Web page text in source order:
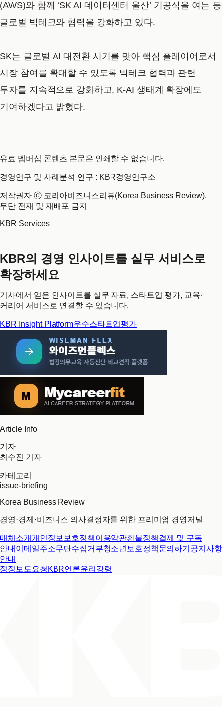
(AWS)와 함께 ‘SK AI 데이터센터 울산’ 기공식을 여는 등
글로벌 빅테크와 협력을 강화하고 있다.
SK는 글로벌 AI 대전환 시기를 맞아 핵심 플레이어로서
시장 참여를 확대할 수 있도록 빅테크 협력과 관련
투자를 지속적으로 강화하고, K-AI 생태계 확장에도
기여하겠다고 밝혔다.
유료 멤버십 콘텐츠 본문은 인쇄할 수 없습니다.
경영연구 및 사례분석 연구 : KBR경영연구소
저작권자 ⓒ 코리아비즈니스리뷰(Korea Business Review).
무단 전재 및 재배포 금지
KBR Services
KBR의 경영 인사이트를 실무 서비스로
확장하세요
기사에서 얻은 인사이트를 실무 자료, 스타트업 평가, 교육·
커리어 서비스로 연결할 수 있습니다.
KBR Insight Platform우수스타트업평가
Article Info
기자
최수진 기자
카테고리
issue-briefing
Korea Business Review
경영·경제·비즈니스 의사결정자를 위한 프리미엄 경영저널
매체소개개인정보보호정책이용약관환불정책결제 및 구독
안내 이메일주소무단수집거부청소년보호정책문의하기 공지사항
안내
정정보도요청 KBR언론윤리강령